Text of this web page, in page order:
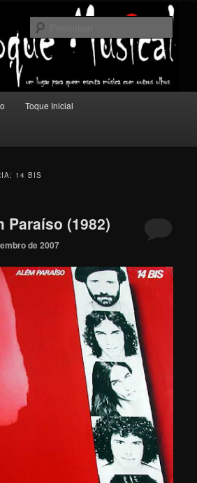
música com outros olhos.
Toque Inicial
14 BIS
Paraíso (1982)
de 2007